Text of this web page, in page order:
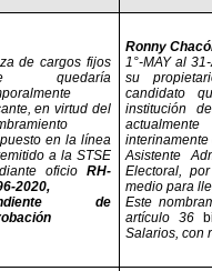
de cargos fijos
quedaría
en virtud del
en la línea
a la STSE
oficio RH-
2020,
de
Ronny
1°-MAY al
su
candidato
institución
Asistente
Electoral,
medio para
Este
artículo 36
Salarios, con